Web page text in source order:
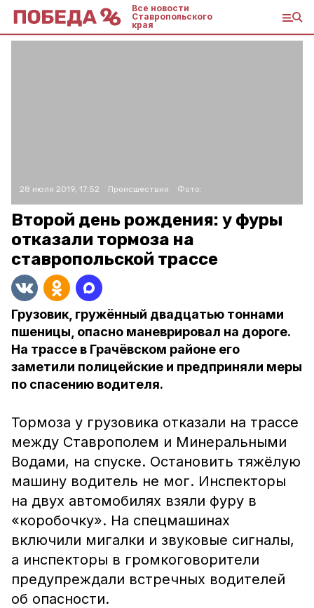
Все новости
Ставропольского
края
28 июля 2019, 17:52 Происшествия Фото:
Второй день рождения: у фуры
отказали тормоза на
ставропольской трассе
Грузовик, гружённый двадцатью тоннами
пшеницы, опасно маневрировал на дороге.
На трассе в Грачёвском районе его
заметили полицейские и предприняли меры
по спасению водителя.
Тормоза у грузовика отказали на трассе
между Ставрополем и Минеральными
Водами, на спуске. Остановить тяжёлую
машину водитель не мог. Инспекторы
на двух автомобилях взяли фуру в
«коробочку». На спецмашинах
включили мигалки и звуковые сигналы,
а инспекторы в громкоговорители
предупреждали встречных водителей
об опасности.